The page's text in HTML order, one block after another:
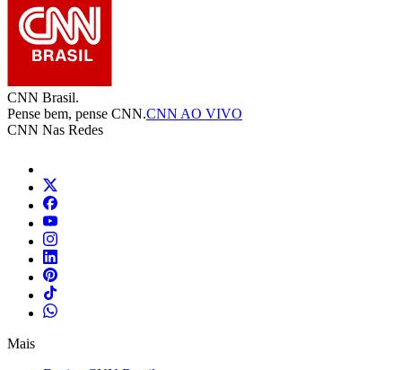
CNN Brasil.
Pense bem, pense CNN.CNN AO VIVO
CNN Nas Redes
Mais